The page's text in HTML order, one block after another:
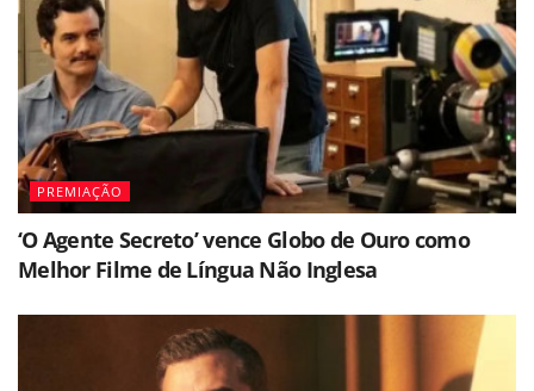
PREMIAÇÃO
‘O Agente Secreto’ vence Globo de Ouro como
Melhor Filme de Língua Não Inglesa